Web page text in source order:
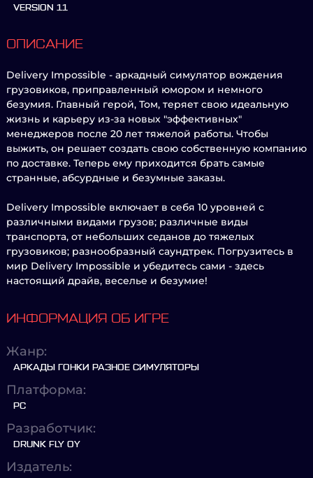
VERSION 11
ОПИСАНИЕ
Delivery Impossible - аркадный симулятор вождения
грузовиков, приправленный юмором и немного
безумия. Главный герой, Том, теряет свою идеальную
жизнь и карьеру из-за новых "эффективных"
менеджеров после 20 лет тяжелой работы. Чтобы
выжить, он решает создать свою собственную компанию
по доставке. Теперь ему приходится брать самые
странные, абсурдные и безумные заказы.
Delivery Impossible включает в себя 10 уровней с
различными видами грузов; различные виды
транспорта, от небольших седанов до тяжелых
грузовиков; разнообразный саундтрек. Погрузитесь в
мир Delivery Impossible и убедитесь сами - здесь
настоящий драйв, веселье и безумие!
ИНФОРМАЦИЯ ОБ ИГРЕ
Жанр:
АРКАДЫ ГОНКИ РАЗНОЕ СИМУЛЯТОРЫ
Платформа:
PC
Разработчик:
DRUNK FLY OY
Издатель: